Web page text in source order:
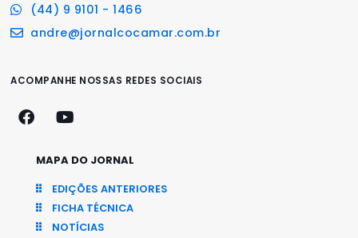
(44) 9 9101 - 1466
andre@jornalcocamar.com.br
ACOMPANHE NOSSAS REDES SOCIAIS
MAPA DO JORNAL
EDIÇÕES ANTERIORES
FICHA TÉCNICA
NOTÍCIAS